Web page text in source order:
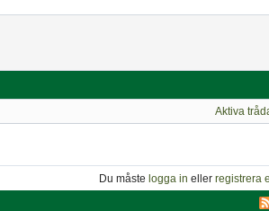
Aktiva
Du måste logga in eller registrera